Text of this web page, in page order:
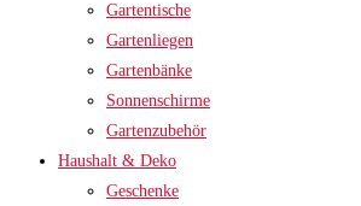
Gartentische
Gartenliegen
Gartenbänke
Sonnenschirme
Gartenzubehör
Haushalt & Deko
Geschenke